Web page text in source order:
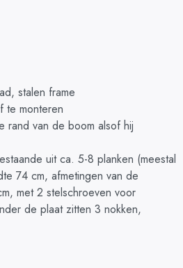
stalen frame
te monteren
rand van de boom alsof hij
uit ca. 5-8 planken (meestal
74 cm, afmetingen van de
met 2 stelschroeven voor
de plaat zitten 3 nokken,